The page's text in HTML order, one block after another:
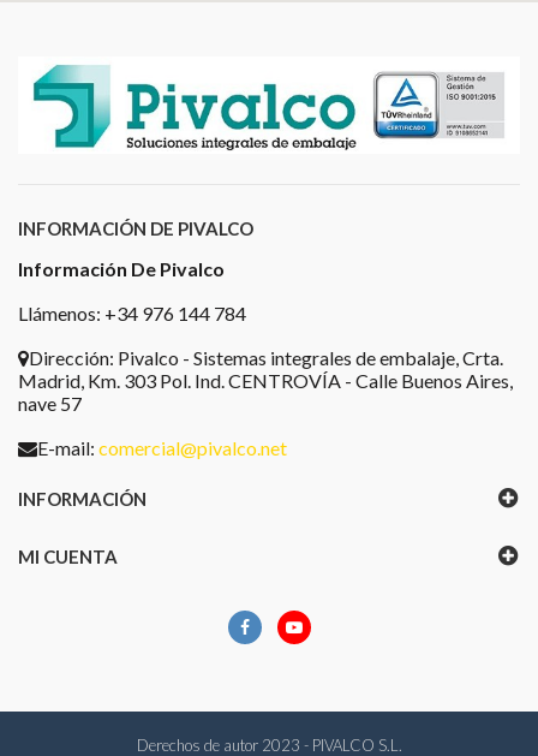
INFORMACIÓN DE PIVALCO
Información De Pivalco
Llámenos: +34 976 144 784
Dirección: Pivalco - Sistemas integrales de embalaje, Crta.
Madrid, Km. 303 Pol. Ind. CENTROVÍA - Calle Buenos Aires,
nave 57
E-mail: comercial@pivalco.net
INFORMACIÓN
MI CUENTA
Derechos de autor 2023 - PIVALCO S.L.